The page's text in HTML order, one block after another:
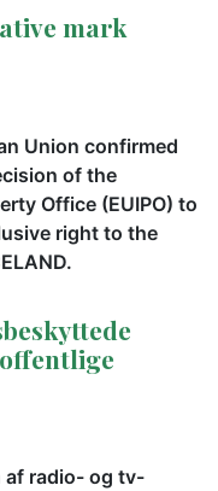
mark
Union confirmed
of the
Office (EUIPO) to
right to the
af radio- og tv-